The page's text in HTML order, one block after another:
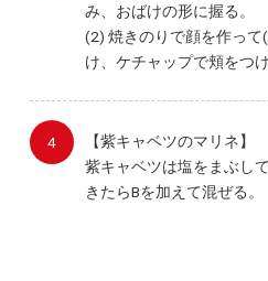
み、おばけの形に握る。
(2) 焼きのりで顔を作って
け、ケチャップで頬をつけ
【紫キャベツのマリネ】
紫キャベツは塩をまぶし
きたらBを加えて混ぜる。